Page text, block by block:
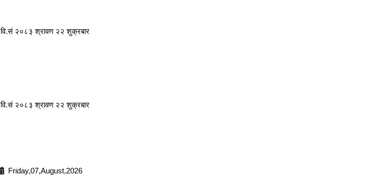
वि.सं २०८३ श्रावण २२ शुक्रबार
वि.सं २०८३ श्रावण २२ शुक्रबार
Friday,07,August,2026